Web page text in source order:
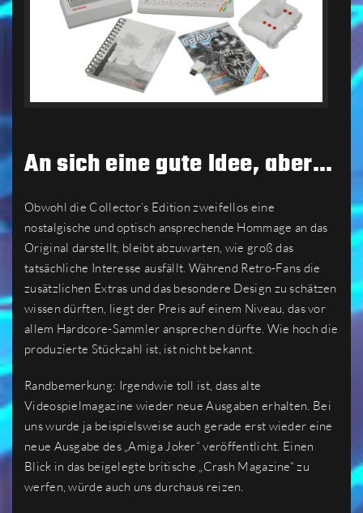
An sich eine gute Idee, aber…
Obwohl die Collector’s Edition zweifellos eine
nostalgische und optisch ansprechende Hommage an das
Original darstellt, bleibt abzuwarten, wie groß das
tatsächliche Interesse ausfällt. Während Retro-Fans die
zusätzlichen Extras und das besondere Design zu schätzen
wissen dürften, liegt der Preis auf einem Niveau, das vor
allem Hardcore-Sammler ansprechen dürfte. Wie hoch die
produzierte Stückzahl ist, ist nicht bekannt.
Randbemerkung: Irgendwie toll ist, dass alte
Videospielmagazine wieder neue Ausgaben erhalten. Bei
uns wurde ja beispielsweise auch gerade erst wieder eine
neue Ausgabe des „Amiga Joker“ veröffentlicht. Einen
Blick in das beigelegte britische „Crash Magazine“ zu
werfen, würde auch uns durchaus reizen.